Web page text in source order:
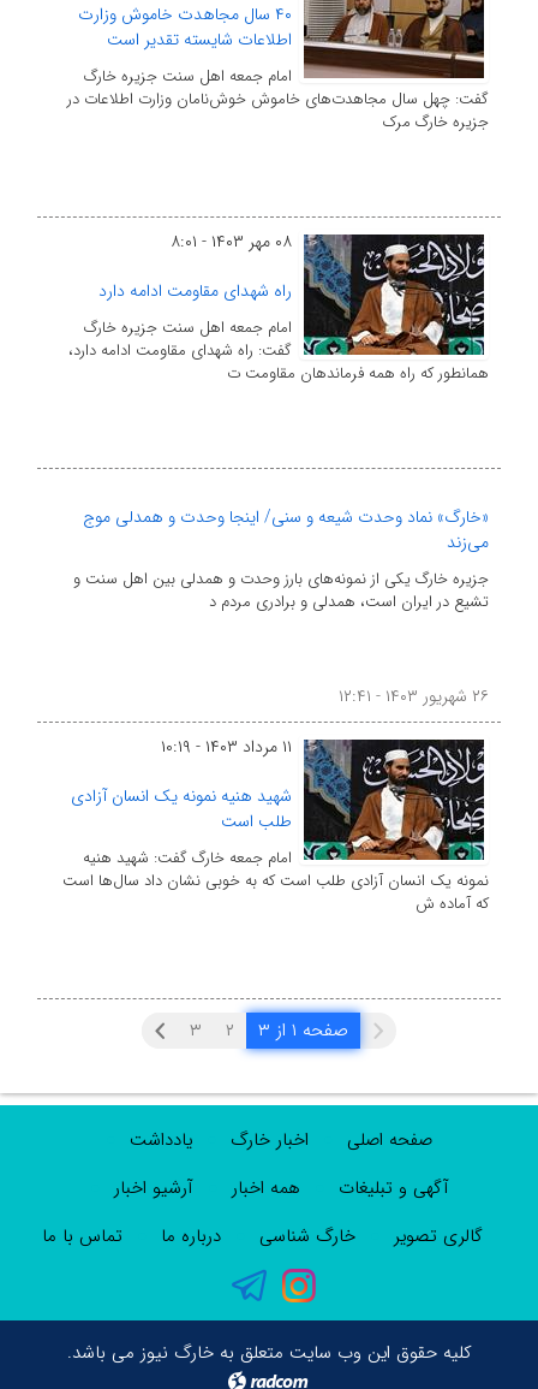
۴۰ سال مجاهدت‌ خاموش وزارت
اطلاعات شایسته تقدیر است
امام جمعه اهل سنت جزیره خارگ
گفت: چهل سال مجاهدت‌های خاموش خوش‌نامان وزارت اطلاعات در
جزیره خارگ مرک
۰۸ مهر ۱۴۰۳ - ۸:۰۱
راه شهدای مقاومت ادامه دارد
امام جمعه اهل سنت جزیره خارگ
گفت: راه شهدای مقاومت ادامه دارد،
همانطور که راه همه فرماندهان مقاومت ت
«خارگ» نماد وحدت شیعه و سنی/ اینجا وحدت و همدلی موج
می‌زند
جزیره خارگ یکی از نمونه‌های بارز وحدت و همدلی بین اهل سنت و
تشیع در ایران است، همدلی و برادری مردم د
۲۶ شهریور ۱۴۰۳ - ۱۲:۴۱
۱۱ مرداد ۱۴۰۳ - ۱۰:۱۹
شهید هنیه نمونه یک انسان آزادی
طلب است
امام جمعه خارگ گفت: شهید هنیه
نمونه یک انسان آزادی طلب است که به خوبی نشان داد سال‌ها است
که آماده ش
صفحه ۱ از ۳ ۲ ۳
صفحه اصلی اخبار خارگ
یادداشت
آگهی و تبلیغات
همه اخبار
آرشیو اخبار
گالری تصویر
خارگ شناسی درباره ما تماس با ما
کلیه حقوق این وب سایت متعلق به خارگ نیوز می باشد.
radcom